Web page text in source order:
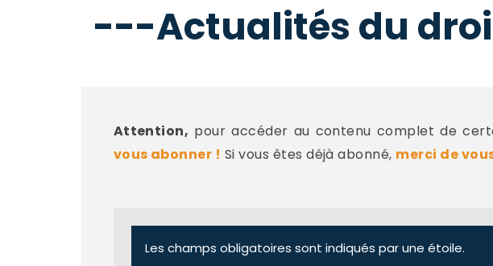
---Actualités du
Attention, pour accéder au contenu complet de
vous abonner ! Si vous êtes déjà abonné, merci de
Les champs obligatoires sont indiqués par une étoile.